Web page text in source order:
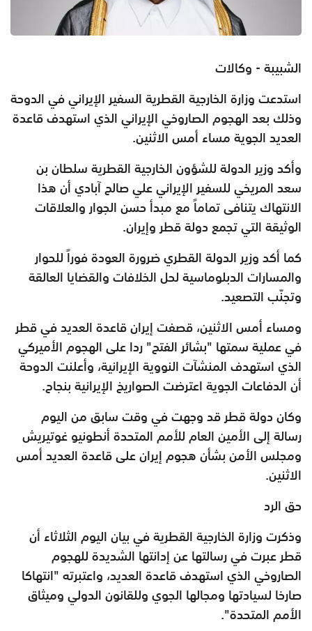
الشبيبة - وكالات
استدعت وزارة الخارجية القطرية السفير الإيراني في الدوحة
وذلك بعد الهجوم الصاروخي الإيراني الذي استهدف قاعدة
العديد الجوية مساء أمس الاثنين.
وأكد وزير الدولة للشؤون الخارجية القطرية سلطان بن
سعد المريخي للسفير الإيراني علي صالح آبادي أن هذا
الانتهاك يتنافى تماماً مع مبدأ حسن الجوار والعلاقات
الوثيقة التي تجمع دولة قطر وإيران.
كما أكد وزير الدولة القطري ضرورة العودة فوراً للحوار
والمسارات الدبلوماسية لحل الخلافات والقضايا العالقة
وتجنّب التصعيد.
ومساء أمس الاثنين، قصفت إيران قاعدة العديد في قطر
في عملية سمتها "بشائر الفتح" ردا على الهجوم الأميركي
الذي استهدف المنشآت النووية الإيرانية، وأعلنت الدوحة
أن الدفاعات الجوية اعترضت الصواريخ الإيرانية بنجاح.
وكان دولة قطر قد وجهت في وقت سابق من اليوم
رسالة إلى الأمين العام للأمم المتحدة أنطونيو غوتيريش
ومجلس الأمن بشأن هجوم إيران على قاعدة العديد أمس
الاثنين.
حق الرد
وذكرت وزارة الخارجية القطرية في بيان اليوم الثلاثاء أن
قطر عبرت في رسالتها عن إدانتها الشديدة للهجوم
الصاروخي الذي استهدف قاعدة العديد، واعتبرته "انتهاكا
صارخا لسيادتها ومجالها الجوي وللقانون الدولي وميثاق
الأمم المتحدة".